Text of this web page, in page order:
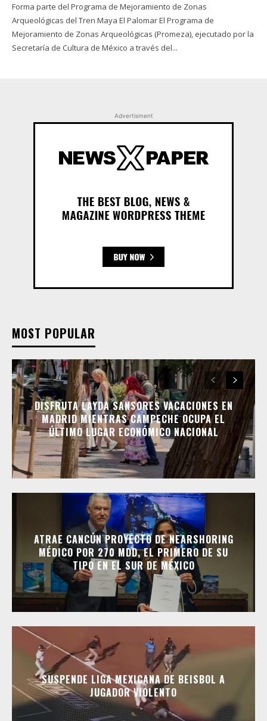
Forma parte del Programa de Mejoramiento de Zonas
Arqueológicas del Tren Maya El Palomar El Programa de
Mejoramiento de Zonas Arqueológicas (Promeza), ejecutado por la
Secretaría de Cultura de México a través del...
Advertisment
MOST POPULAR
DISFRUTA LAYDA SANSORES VACACIONES EN
MADRID MIENTRAS CAMPECHE OCUPA EL
ÚLTIMO LUGAR ECONÓMICO NACIONAL
ATRAE CANCÚN PROYECTO DE NEARSHORING
MÉDICO POR 270 MDD, EL PRIMERO DE SU
TIPO EN EL SUR DE MÉXICO
SUSPENDE LIGA MEXICANA DE BEISBOL A
JUGADOR VIOLENTO